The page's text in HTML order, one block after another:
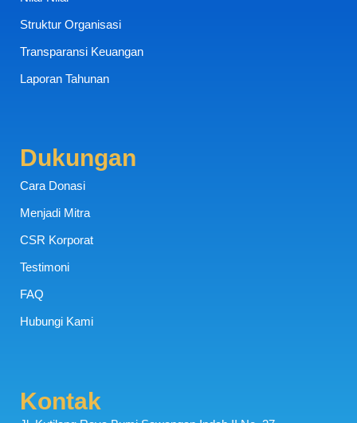
Struktur Organisasi
Transparansi Keuangan
Laporan Tahunan
Dukungan
Cara Donasi
Menjadi Mitra
CSR Korporat
Testimoni
FAQ
Hubungi Kami
Kontak